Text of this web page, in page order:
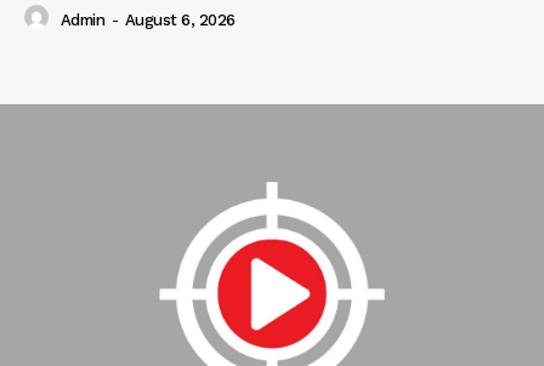
Admin - August 6, 2026